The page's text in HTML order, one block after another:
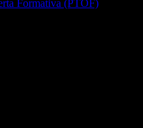
Formativa (PTOF)